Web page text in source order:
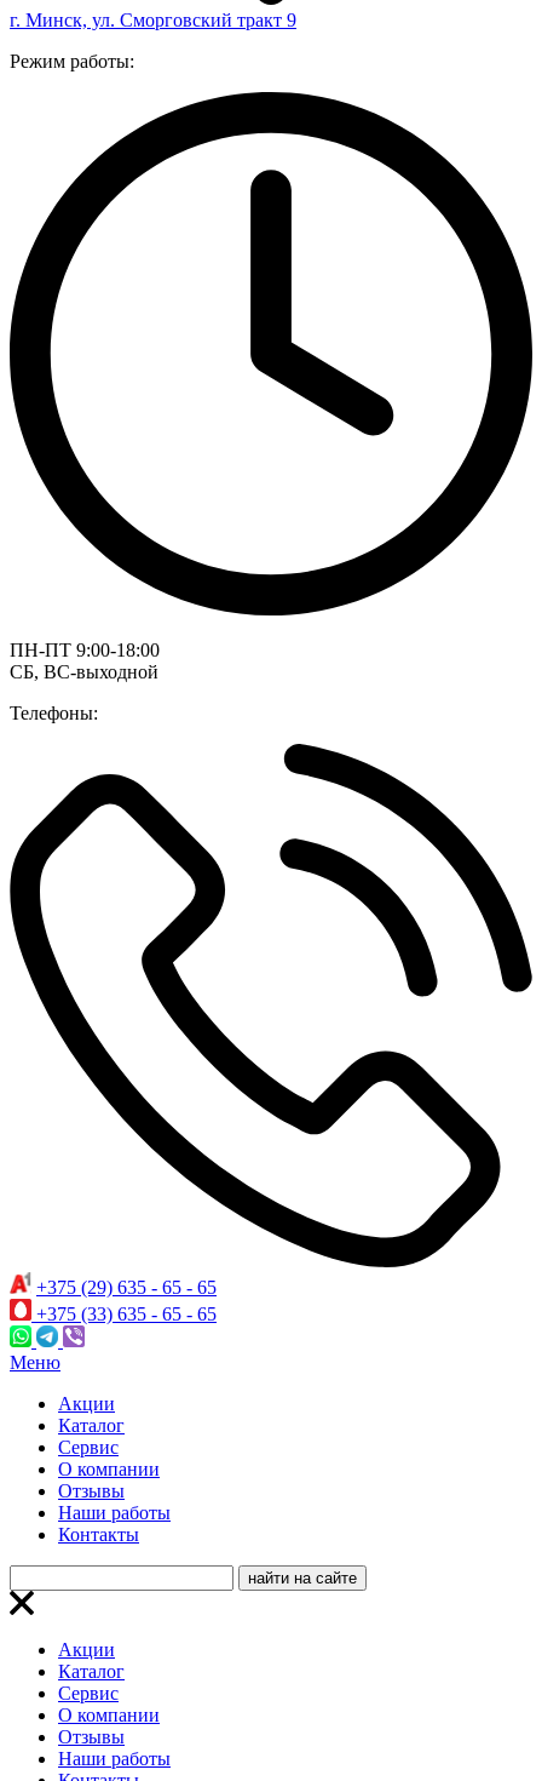
г. Минск, ул. Сморговский тракт 9
Режим работы:
ПН-ПТ 9:00-18:00
СБ, ВС-выходной
Телефоны:
+375 (29) 635 - 65 - 65
+375 (33) 635 - 65 - 65
Меню
Акции
Каталог
Сервис
О компании
Отзывы
Наши работы
Контакты
Акции
Каталог
Сервис
О компании
Отзывы
Наши работы